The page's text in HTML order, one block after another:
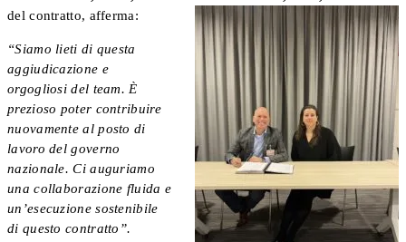
del contratto, afferma:
“Siamo lieti di questa
aggiudicazione e
orgogliosi del team. È
prezioso poter contribuire
nuovamente al posto di
lavoro del governo
nazionale. Ci auguriamo
una collaborazione fluida e
un’esecuzione sostenibile
di questo contratto”.